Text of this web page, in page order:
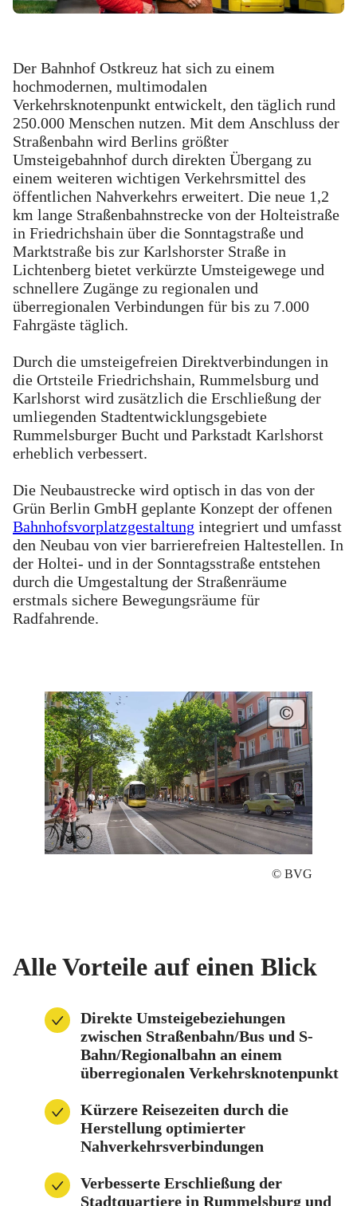
Der Bahnhof Ostkreuz hat sich zu einem
hochmodernen, multimodalen
Verkehrsknotenpunkt entwickelt, den täglich rund
250.000 Menschen nutzen. Mit dem Anschluss der
Straßenbahn wird Berlins größter
Umsteigebahnhof durch direkten Übergang zu
einem weiteren wichtigen Verkehrsmittel des
öffentlichen Nahverkehrs erweitert. Die neue 1,2
km lange Straßenbahnstrecke von der Holteistraße
in Friedrichshain über die Sonntagstraße und
Marktstraße bis zur Karlshorster Straße in
Lichtenberg bietet verkürzte Umsteigewege und
schnellere Zugänge zu regionalen und
überregionalen Verbindungen für bis zu 7.000
Fahrgäste täglich.
Durch die umsteigefreien Direktverbindungen in
die Ortsteile Friedrichshain, Rummelsburg und
Karlshorst wird zusätzlich die Erschließung der
umliegenden Stadtentwicklungsgebiete
Rummelsburger Bucht und Parkstadt Karlshorst
erheblich verbessert.
Die Neubaustrecke wird optisch in das von der
Grün Berlin GmbH geplante Konzept der offenen
Bahnhofsvorplatzgestaltung integriert und umfasst
den Neubau von vier barrierefreien Haltestellen. In
der Holtei- und in der Sonntagsstraße entstehen
durch die Umgestaltung der Straßenräume
erstmals sichere Bewegungsräume für
Radfahrende.
© BVG
Alle Vorteile auf einen Blick
Direkte Umsteigebeziehungen
zwischen Straßenbahn/Bus und S-
Bahn/Regionalbahn an einem
überregionalen Verkehrsknotenpunkt
Kürzere Reisezeiten durch die
Herstellung optimierter
Nahverkehrsverbindungen
Verbesserte Erschließung der
Stadtquartiere in Rummelsburg und